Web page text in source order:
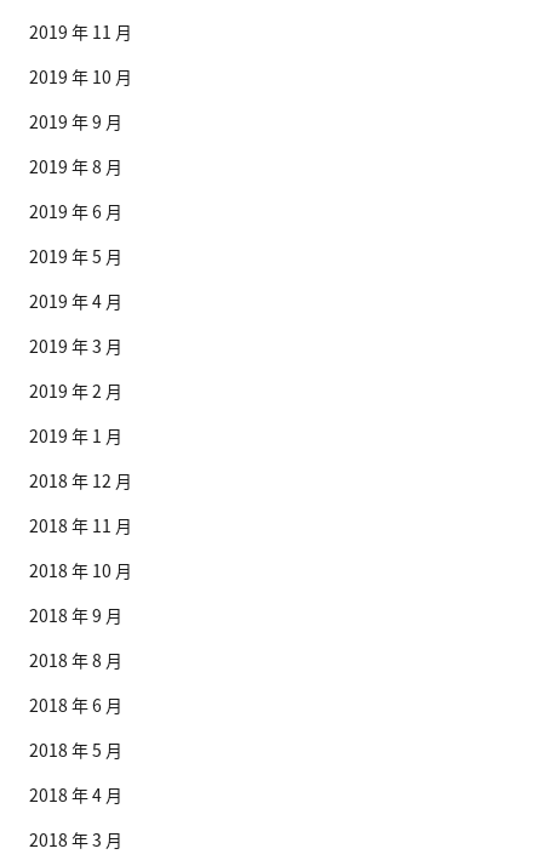
2019 年 11 月
2019 年 10 月
2019 年 9 月
2019 年 8 月
2019 年 6 月
2019 年 5 月
2019 年 4 月
2019 年 3 月
2019 年 2 月
2019 年 1 月
2018 年 12 月
2018 年 11 月
2018 年 10 月
2018 年 9 月
2018 年 8 月
2018 年 6 月
2018 年 5 月
2018 年 4 月
2018 年 3 月